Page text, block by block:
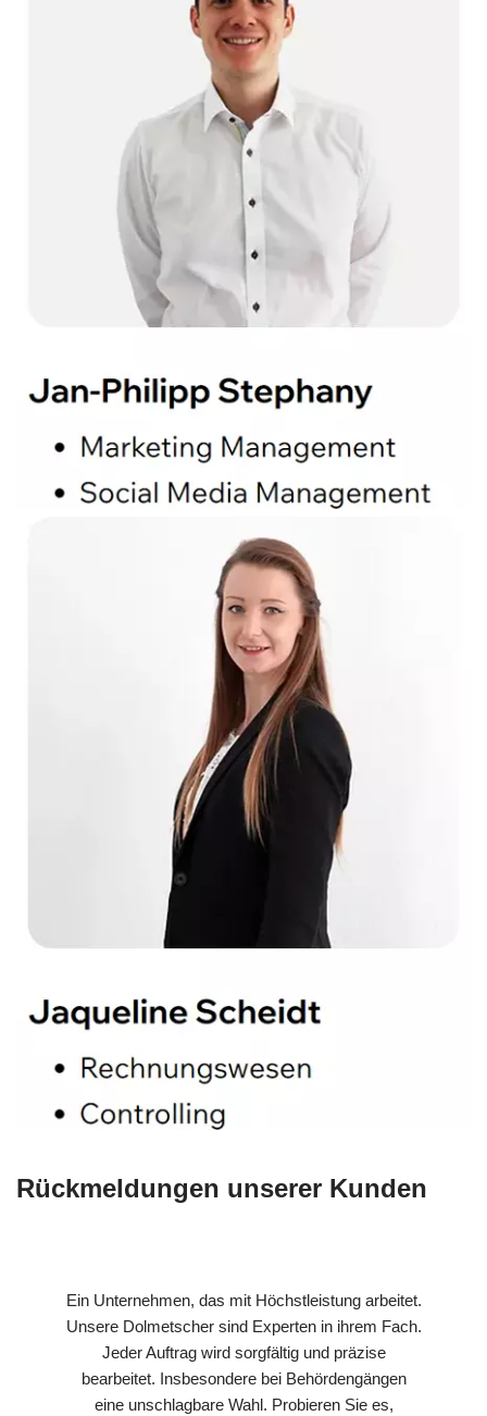
Rückmeldungen unserer Kunden
Ein Unternehmen, das mit Höchstleistung arbeitet.
Unsere Dolmetscher sind Experten in ihrem Fach.
Jeder Auftrag wird sorgfältig und präzise
bearbeitet. Insbesondere bei Behördengängen
eine unschlagbare Wahl. Probieren Sie es,